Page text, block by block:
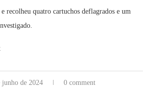
recolheu quatro cartuchos deflagrados e um
junho de 2024 0 comment